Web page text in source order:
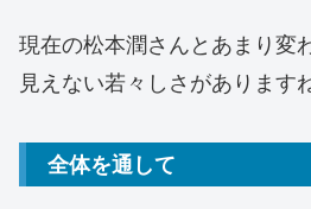
現在の松本潤さんとあまり変
見えない若々しさがありますね
全体を通して